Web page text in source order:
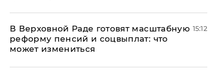
В Верховной Раде готовят масштабную
реформу пенсий и соцвыплат: что
может измениться
15:12